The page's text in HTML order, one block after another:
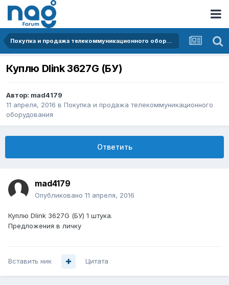
Покупка и продажа телекоммуникационного оборудования
Куплю Dlink 3627G (БУ)
Автор: mad4179
11 апреля, 2016 в Покупка и продажа телекоммуникационного
оборудования
Ответить
mad4179
Опубликовано 11 апреля, 2016
Куплю Dlink 3627G (БУ) 1 штука.
Предложения в личку
Вставить ник Цитата